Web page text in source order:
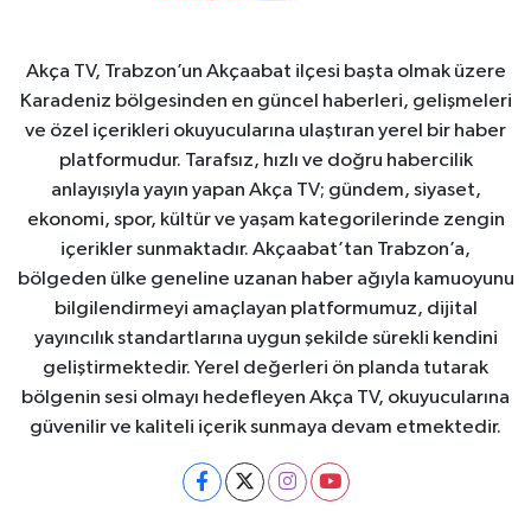
Akça TV, Trabzon’un Akçaabat ilçesi başta olmak üzere
Karadeniz bölgesinden en güncel haberleri, gelişmeleri
ve özel içerikleri okuyucularına ulaştıran yerel bir haber
platformudur. Tarafsız, hızlı ve doğru habercilik
anlayışıyla yayın yapan Akça TV; gündem, siyaset,
ekonomi, spor, kültür ve yaşam kategorilerinde zengin
içerikler sunmaktadır. Akçaabat’tan Trabzon’a,
bölgeden ülke geneline uzanan haber ağıyla kamuoyunu
bilgilendirmeyi amaçlayan platformumuz, dijital
yayıncılık standartlarına uygun şekilde sürekli kendini
geliştirmektedir. Yerel değerleri ön planda tutarak
bölgenin sesi olmayı hedefleyen Akça TV, okuyucularına
güvenilir ve kaliteli içerik sunmaya devam etmektedir.